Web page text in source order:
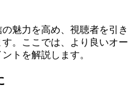
魅力を高め、視聴者を引き
。ここでは、より良いオー
トを解説します。